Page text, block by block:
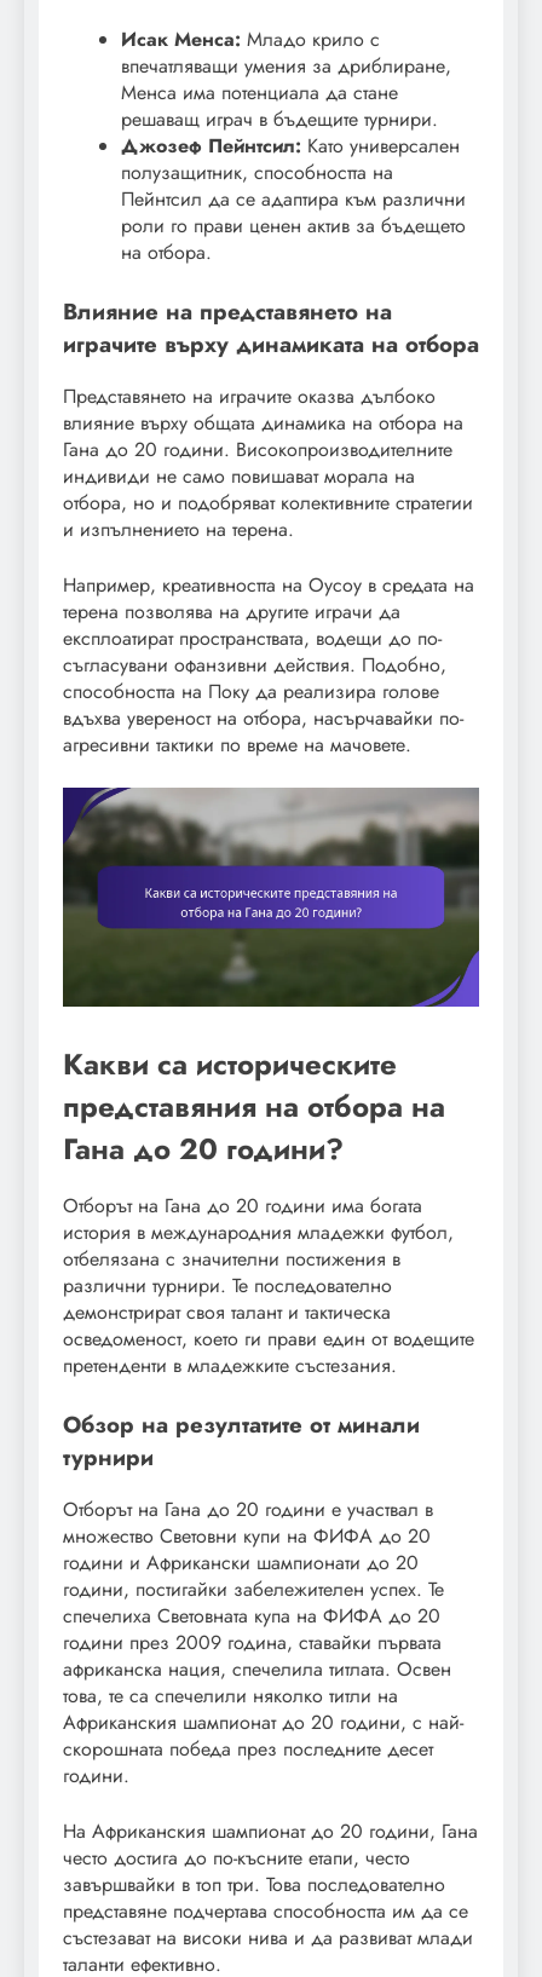
Исак Менса: Младо крило с
впечатляващи умения за дриблиране,
Менса има потенциала да стане
решаващ играч в бъдещите турнири.
Джозеф Пейнтсил: Като универсален
полузащитник, способността на
Пейнтсил да се адаптира към различни
роли го прави ценен актив за бъдещето
на отбора.
Влияние на представянето на
играчите върху динамиката на отбора
Представянето на играчите оказва дълбоко
влияние върху общата динамика на отбора на
Гана до 20 години. Високопроизводителните
индивиди не само повишават морала на
отбора, но и подобряват колективните стратегии
и изпълнението на терена.
Например, креативността на Оусоу в средата на
терена позволява на другите играчи да
експлоатират пространствата, водещи до по-
съгласувани офанзивни действия. Подобно,
способността на Поку да реализира голове
вдъхва увереност на отбора, насърчавайки по-
агресивни тактики по време на мачовете.
Какви са историческите
представяния на отбора на
Гана до 20 години?
Отборът на Гана до 20 години има богата
история в международния младежки футбол,
отбелязана с значителни постижения в
различни турнири. Те последователно
демонстрират своя талант и тактическа
осведоменост, което ги прави един от водещите
претенденти в младежките състезания.
Обзор на резултатите от минали
турнири
Отборът на Гана до 20 години е участвал в
множество Световни купи на ФИФА до 20
години и Африкански шампионати до 20
години, постигайки забележителен успех. Те
спечелиха Световната купа на ФИФА до 20
години през 2009 година, ставайки първата
африканска нация, спечелила титлата. Освен
това, те са спечелили няколко титли на
Африканския шампионат до 20 години, с най-
скорошната победа през последните десет
години.
На Африканския шампионат до 20 години, Гана
често достига до по-късните етапи, често
завършвайки в топ три. Това последователно
представяне подчертава способността им да се
състезават на високи нива и да развиват млади
таланти ефективно.